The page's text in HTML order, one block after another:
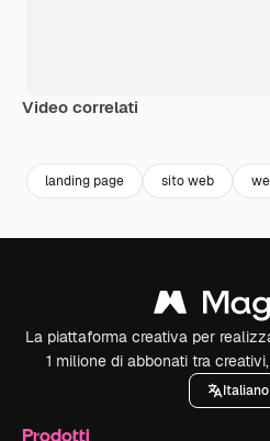
Video correlati
landing page sito web
La piattaforma creativa per
1 milione di abbonati tra
Italiano
Prodotti